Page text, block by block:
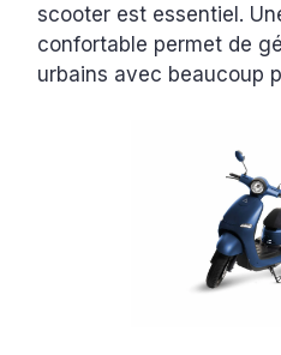
scooter est essentiel.
confortable permet de
urbains avec beaucoup